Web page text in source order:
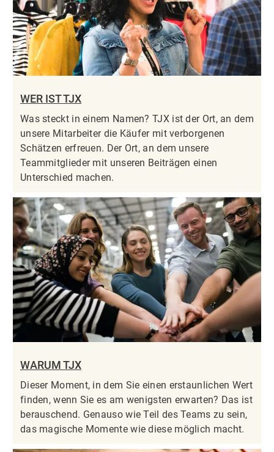
WER IST TJX
Was steckt in einem Namen? TJX ist der Ort, an dem
unsere Mitarbeiter die Käufer mit verborgenen
Schätzen erfreuen. Der Ort, an dem unsere
Teammitglieder mit unseren Beiträgen einen
Unterschied machen.
WARUM TJX
Dieser Moment, in dem Sie einen erstaunlichen Wert
finden, wenn Sie es am wenigsten erwarten? Das ist
berauschend. Genauso wie Teil des Teams zu sein,
das magische Momente wie diese möglich macht.